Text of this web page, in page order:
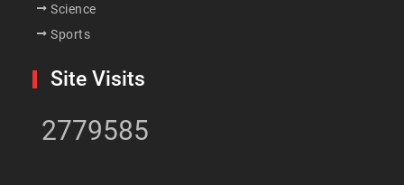
Science
Sports
Site Visits
2779585